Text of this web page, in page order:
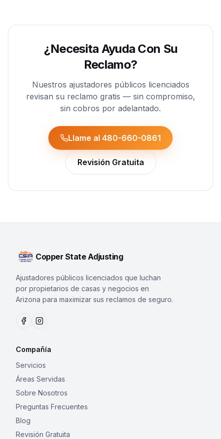
¿Necesita Ayuda Con Su
Reclamo?
Nuestros ajustadores públicos licenciados
revisan su reclamo gratis — sin compromiso,
sin cobros por adelantado.
Llame al 480-660-0861
Revisión Gratuita
Copper State Adjusting
Ajustadores públicos licenciados que luchan
por propietarios de casas y negocios en
Arizona para maximizar sus reclamos de seguro.
Compañía
Servicios
Áreas Servidas
Sobre Nosotros
Preguntas Frecuentes
Blog
Revisión Gratuita